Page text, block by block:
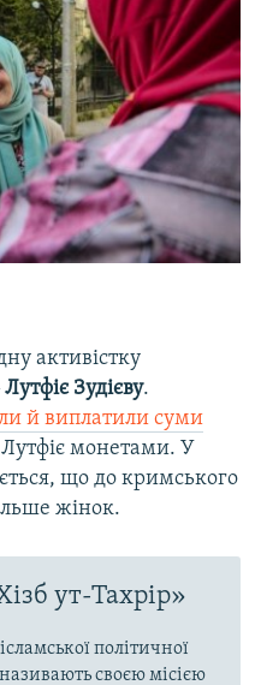
активістку
Лутфіє Зудієву.
й виплатили суми
Лутфіє монетами. У
що до кримського
жінок.
ут-Тахрір»
політичної
називають своєю місією